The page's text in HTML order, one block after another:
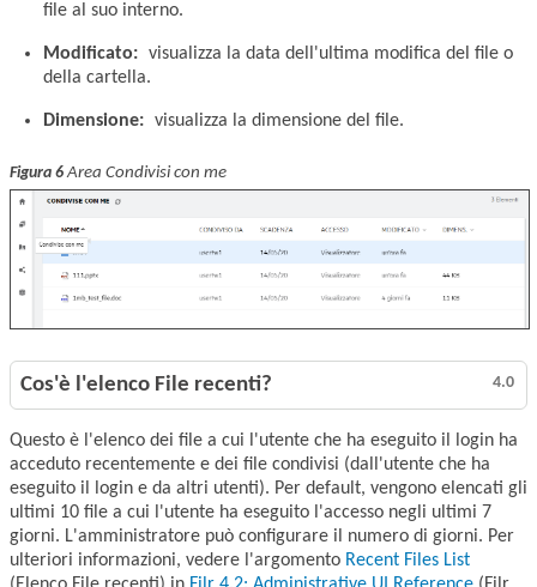
file al suo interno.
Modificato: visualizza la data dell'ultima modifica del file o
della cartella.
Dimensione: visualizza la dimensione del file.
Figura 6Area Condivisi con me
4.0
Cos'è l'elenco File recenti?
Questo è l'elenco dei file a cui l'utente che ha eseguito il login ha
acceduto recentemente e dei file condivisi (dall'utente che ha
eseguito il login e da altri utenti). Per default, vengono elencati gli
ultimi 10 file a cui l'utente ha eseguito l'accesso negli ultimi 7
giorni. L'amministratore può configurare il numero di giorni. Per
ulteriori informazioni, vedere l'argomento Recent Files List